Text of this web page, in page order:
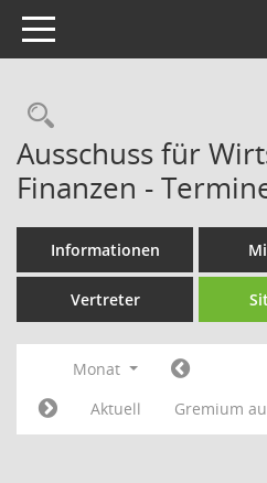
Toggle navigation
Rechercheauswahl
Ausschuss für
Finanzen -
Informationen
Vertreter
Monat
Aktuell
Gremium